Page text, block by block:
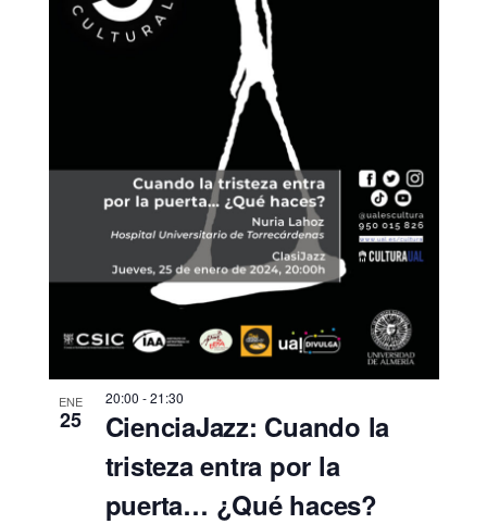
ENE
25
20:00 -21:30
CienciaJazz: Cuando la
tristeza entra por la
puerta… ¿Qué haces?